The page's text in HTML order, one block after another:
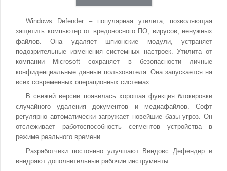
Windows Defender – популярная утилита, позволяющая
защитить компьютер от вредоносного ПО, вирусов, ненужных
файлов. Она удаляет шпионские модули, устраняет
подозрительные изменения системных настроек. Утилита от
компании Microsoft сохраняет в безопасности личные
конфиденциальные данные пользователя. Она запускается на
всех современных операционных системах.
В свежей версии появилась хорошая функция блокировки
случайного удаления документов и медиафайлов. Софт
регулярно автоматически загружает новейшие базы угроз. Он
отслеживает работоспособность сегментов устройства в
режиме реального времени.
Разработчики постоянно улучшают Виндовс Дефендер и
внедряют дополнительные рабочие инструменты.